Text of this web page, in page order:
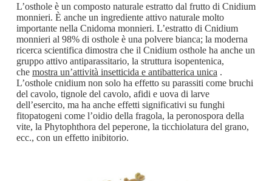
L’ostholeè un composto naturale estratto dal frutto di Cnidium
monnieri. È anche un ingrediente attivo naturale molto
importante nella Cnidoma monnieri. L’estratto di Cnidium
monnieri al 98% di osthole è una polvere bianca; la moderna
ricerca scientifica dimostra che il Cnidium osthole ha anche un
gruppo attivo antiparassitario, la struttura isopentenica,
che mostra un’attività insetticida e antibatterica unica .
L’osthole cnidium non solo ha effetto su parassiti come bruchi
del cavolo, tignole del cavolo, afidi e uova di larve
dell’esercito, ma ha anche effetti significativi su funghi
fitopatogeni come l’oidio della fragola, la peronospora della
vite, la Phytophthora del peperone, la ticchiolatura del grano,
ecc., con un effetto inibitorio.